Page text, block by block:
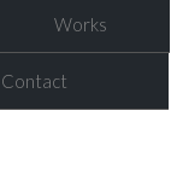
Works
Contact